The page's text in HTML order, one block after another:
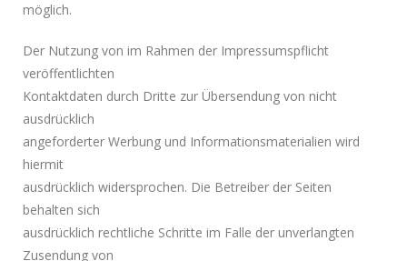
möglich.
Der Nutzung von im Rahmen der Impressumspflicht
veröffentlichten
Kontaktdaten durch Dritte zur Übersendung von nicht
ausdrücklich
angeforderter Werbung und Informationsmaterialien wird
hiermit
ausdrücklich widersprochen. Die Betreiber der Seiten
behalten sich
ausdrücklich rechtliche Schritte im Falle der unverlangten
Zusendung von